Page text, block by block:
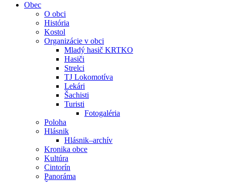
Obec
O obci
História
Kostol
Organizácie v obci
Mladý hasič KRTKO
Hasiči
Strelci
TJ Lokomotíva
Lekári
Šachisti
Turisti
Fotogaléria
Poloha
Hlásnik
Hlásnik–archív
Kronika obce
Kultúra
Cintorín
Panoráma